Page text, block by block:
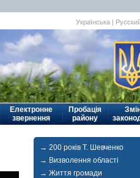
Українська |
Електронне
звернення
Пробація
району
→ 200 років Т. Шевченко
→ Визволення області
→ Життя громади